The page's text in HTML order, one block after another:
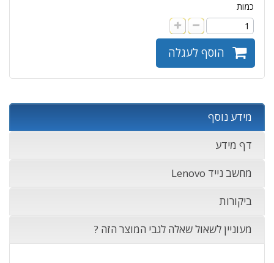
כמות
הוסף לעגלה
מידע נוסף
דף מידע
מחשב נייד Lenovo
ביקורות
מעוניין לשאול שאלה לגבי המוצר הזה ?